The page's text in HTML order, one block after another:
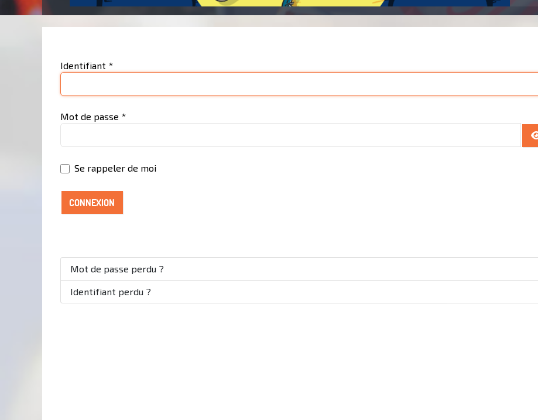
Identifiant *
Mot de passe *
Se rappeler de moi
CONNEXION
Mot de passe perdu ?
Identifiant perdu ?